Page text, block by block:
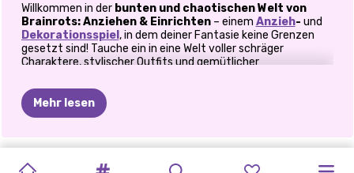
Willkommen in der bunten und chaotischen Welt von
Brainrots: Anziehen & Einrichten– einem Anzieh- und
Dekorationsspiel , in dem deiner Fantasie keine Grenzen
gesetzt sind! Tauche ein in eine Welt voller schräger
Charaktere, stylischer Outfits und gemütlicher
begeisterst, Inneneinrichtung liebst oder kreative Spiele wie
Toca Bocamagst – dieses lebendige Abenteuer wird dich
sofort in seinen Bann ziehen.
👗 Verkleide sechs urkomische Helden
Mehr lesen
MUKBANG-
PUPPEN-
ITALIENISCHER
AVATAR TB-WELT TOCA